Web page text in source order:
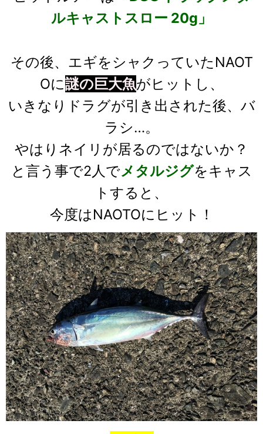
ルキャストスロー 20g」
その後、エギをシャクっていたNAOT
Oに謎の巨大魚がヒットし、
いきなりドラグが引き出された後、バ
ラシ…。
やはりネイリが居るのではないか？
と言う事で2人でメタルジグをキャス
トすると、
今度はNAOTOにヒット！